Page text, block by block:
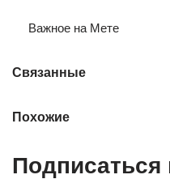
Важное на Мете
Связанные
Похожие
Подписаться